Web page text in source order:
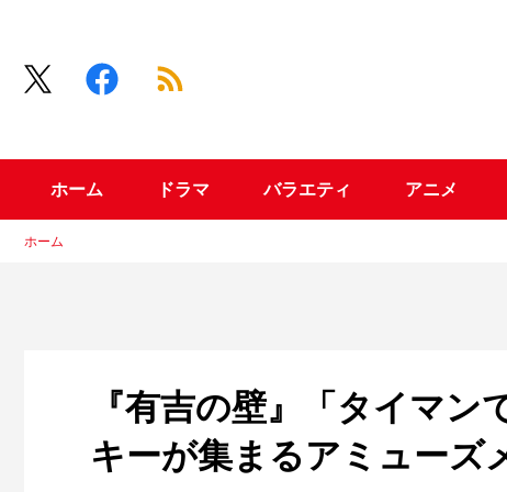
ホーム ドラマ バラエティ アニメ
ホーム
『有吉の壁』「タイマ
キーが集まるアミューズ